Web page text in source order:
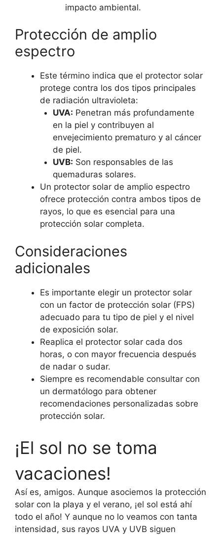
impacto ambiental.
Protección de amplio
espectro
Este término indica que el protector solar
protege contra los dos tipos principales
de radiación ultravioleta:
UVA: Penetran más profundamente
en la piel y contribuyen al
envejecimiento prematuro y al cáncer
de piel.
UVB: Son responsables de las
quemaduras solares.
Un protector solar de amplio espectro
ofrece protección contra ambos tipos de
rayos, lo que es esencial para una
protección solar completa.
Consideraciones
adicionales
Es importante elegir un protector solar
con un factor de protección solar (FPS)
adecuado para tu tipo de piel y el nivel
de exposición solar.
Reaplica el protector solar cada dos
horas, o con mayor frecuencia después
de nadar o sudar.
Siempre es recomendable consultar con
un dermatólogo para obtener
recomendaciones personalizadas sobre
protección solar.
¡El sol no se toma
vacaciones!
Así es, amigos. Aunque asociemos la protección
solar con la playa y el verano, ¡el sol está ahí
todo el año! Y aunque no lo veamos con tanta
intensidad, sus rayos UVA y UVB siguen